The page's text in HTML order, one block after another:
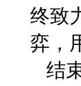
终致
弈，
结